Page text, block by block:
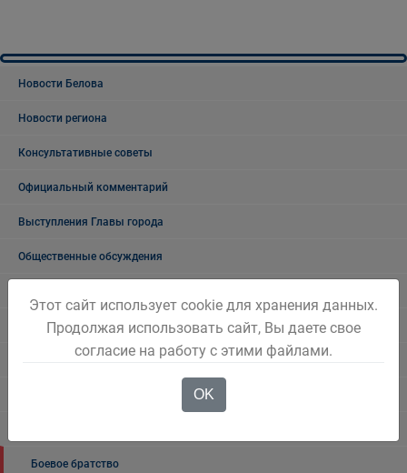
Новости Белова
Новости региона
Консультативные советы
Официальный комментарий
Выступления Главы города
Общественные обсуждения
Публичные слушания
Публичные слушания. Архив
Боевое братство
Этот сайт использует cookie для хранения данных.
Продолжая использовать сайт, Вы даете свое
согласие на работу с этими файлами.
OK